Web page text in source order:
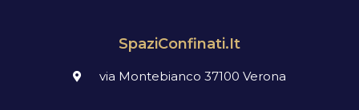
SpaziConfinati.it
via Montebianco 37100 Verona